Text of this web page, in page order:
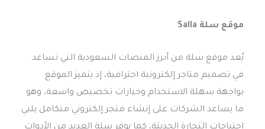
موقع سلة Salla
يُعد موقع سلة من أبرز المنصات السعودية التي تساعد
في تصميم متاجر إلكترونية احترافية، إذ يتميز الموقع
بواجهة سهلة الاستخدام وخيارات تخصيص واسعة، وهو
ما يساعد الشركات على إنشاء متجر إلكتروني متكامل يلبي
احتياجات التجارة الحديثة، كما يوفر سلة العديد من الأدوات